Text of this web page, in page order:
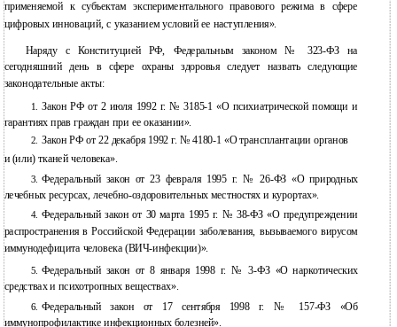
применяемой к субъектам экспериментального правового режима в сфере
цифровых инноваций, с указанием условий ее наступления».
Наряду с Конституцией РФ, Федеральным законом № 323-ФЗ на
сегодняшний день в сфере охраны здоровья следует назвать следующие
законодательные акты:
1. Закон РФ от 2 июля 1992 г. №3185-1 «О психиатрической помощи и
гарантиях прав граждан при ее оказании».
2. Закон РФ от 22 декабря 1992 г. №4180-1 «О трансплантации органов
и (или) тканей человека».
3. Федеральный закон от 23 февраля 1995 г. №26-ФЗ «О природных
лечебных ресурсах, лечебно-оздоровительных местностях и курортах».
4. Федеральный закон от 30 марта 1995 г. № 38-ФЗ «О предупреждении
распространения в Российской Федерации заболевания, вызываемого вирусом
иммунодефицита человека (ВИЧ-инфекции)».
5. Федеральный закон от 8 января 1998 г. №3-ФЗ «О наркотических
средствах и психотропных веществах».
6. Федеральный закон от 17 сентября 1998 г. № 157-ФЗ «Об
иммунопрофилактике инфекционных болезней».